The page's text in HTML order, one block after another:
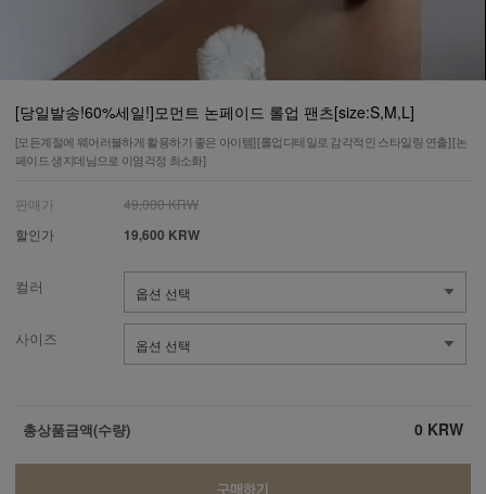
[당일발송!60%세일!]모먼트 논페이드 롤업 팬츠[size:S,M,L]
[모든계절에 웨어러블하게 활용하기 좋은 아이템] [롤업디테일로 감각적인 스타일링 연출] [논
페이드 생지데님으로 이염걱정 최소화]
판매가
49,000 KRW
할인가
19,600 KRW
컬러
사이즈
총상품금액(수량) 0 KRW